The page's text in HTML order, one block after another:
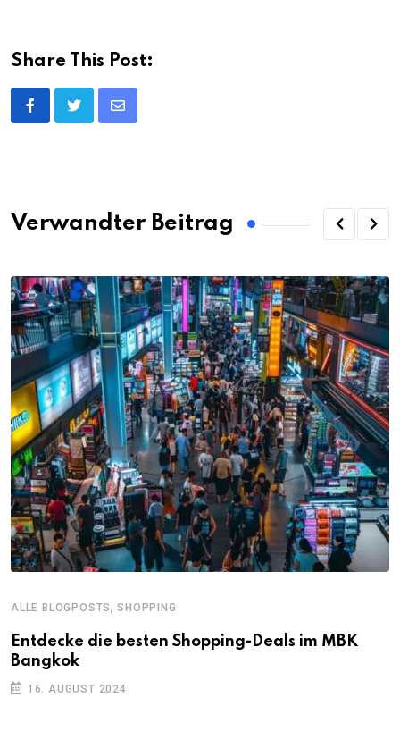
Share This Post:
Share
Verwandter Beitrag
ALLE BLOGPOSTS,SHOPPING
Entdecke die besten Shopping-Deals im MBK
Bangkok
16. AUGUST 2024